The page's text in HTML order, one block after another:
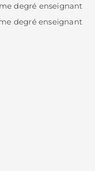
degré enseignant
degré enseignant